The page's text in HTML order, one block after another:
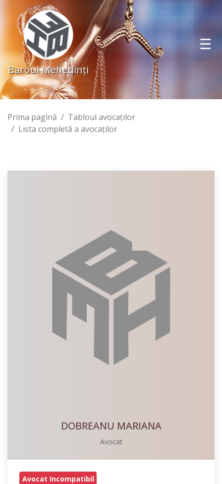
Baroul Mehedinţi
Prima pagină
Tabloul avocaţilor
Lista completă a avocaţilor
DOBREANU MARIANA
Avocat
Avocat Incompatibil